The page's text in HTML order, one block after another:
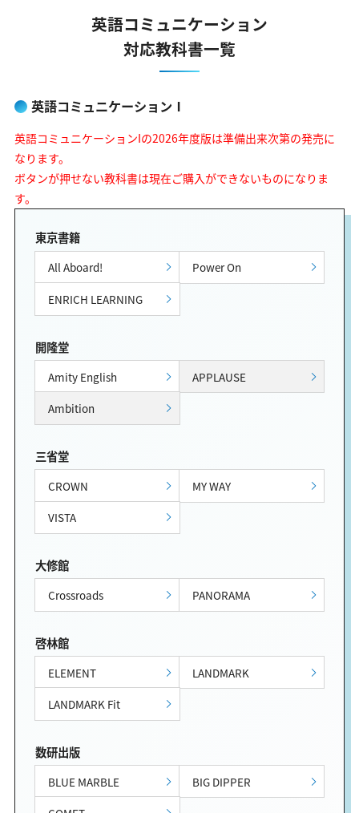
英語コミュニケーション
対応教科書一覧
英語コミュニケーションⅠ
英語コミュニケーションIの2026年度版は準備出来次第の発売に
なります。
ボタンが押せない教科書は現在ご購入ができないものになりま
す。
東京書籍
All Aboard!
Power On
ENRICH LEARNING
開隆堂
Amity English
APPLAUSE
Ambition
三省堂
CROWN
MY WAY
VISTA
大修館
Crossroads PANORAMA
啓林館
ELEMENT
LANDMARK
LANDMARK Fit
数研出版
BLUE MARBLE
BIG DIPPER